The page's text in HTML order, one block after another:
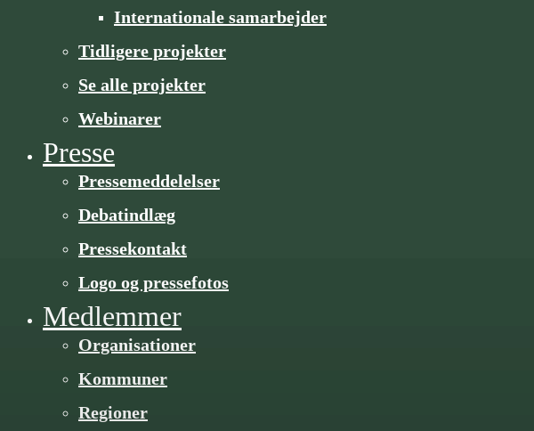
Internationale samarbejder
Tidligere projekter
Se alle projekter
Webinarer
Presse
Pressemeddelelser
Debatindlæg
Pressekontakt
Logo og pressefotos
Medlemmer
Organisa­­tioner
Kommuner
Regioner